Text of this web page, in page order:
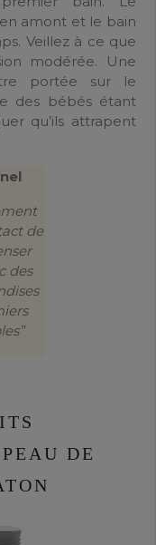
amont et le bain
Veillez à ce que
modérée. Une
portée sur le
des bébés étant
qu’ils attrapent
de
des
DE